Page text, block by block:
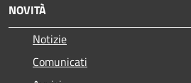
NOVITÀ
Notizie
Comunicati